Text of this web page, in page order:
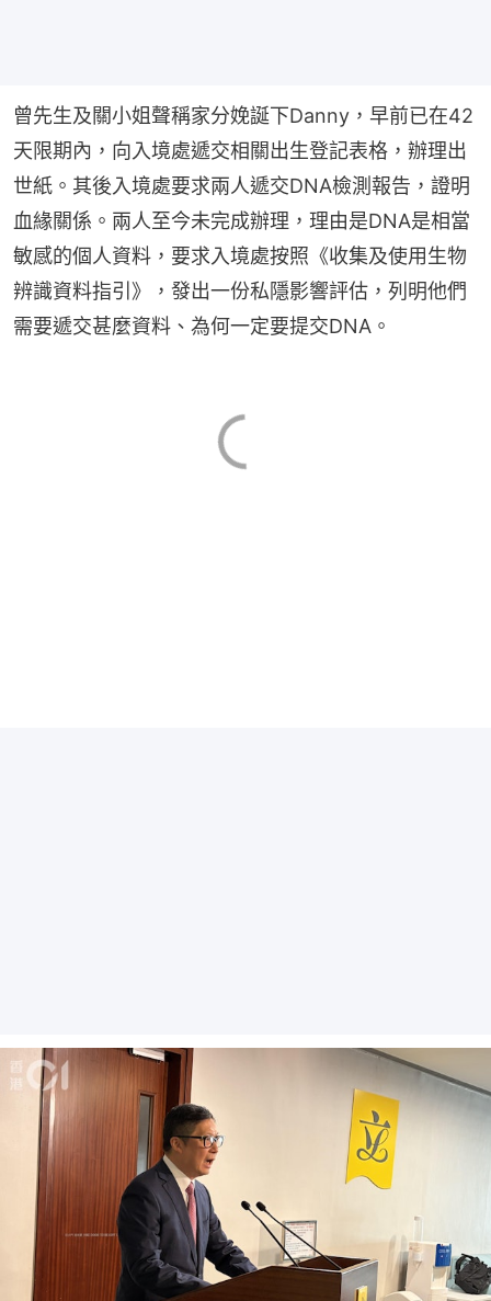
曾先生及關小姐聲稱家分娩誕下Danny，早前已在42
天限期內，向入境處遞交相關出生登記表格，辦理出
世紙。其後入境處要求兩人遞交DNA檢測報告，證明
血緣關係。兩人至今未完成辦理，理由是DNA是相當
敏感的個人資料，要求入境處按照《收集及使用生物
辨識資料指引》，發出一份私隱影響評估，列明他們
需要遞交甚麼資料、為何一定要提交DNA。